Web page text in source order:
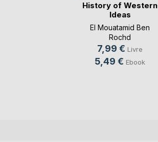
History of Western
Ideas
El Mouatamid Ben
Rochd
7,99 € Livre
5,49 € Ebook